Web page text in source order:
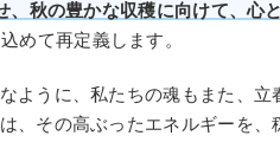
秋の豊かな収穫に向けて、心
めて再定義します。
ように、私たちの魂もまた、立
、その高ぶったエネルギーを、